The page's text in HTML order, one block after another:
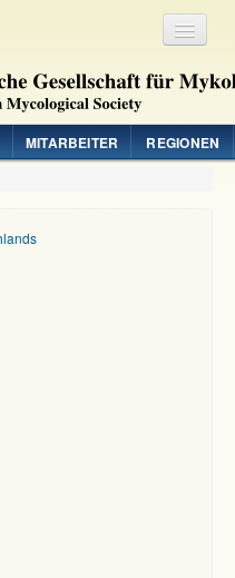
MITARBEITER REGIONEN